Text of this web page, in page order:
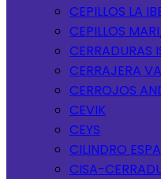
CEPILLOS LA
CEPILLOS
CERRADURAS
CERRAJERA
CERROJOS
CEVIK
CEYS
CILINDRO
CISA-